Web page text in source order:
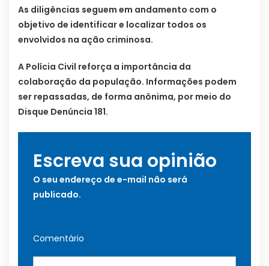
As diligências seguem em andamento com o
objetivo de identificar e localizar todos os
envolvidos na ação criminosa.
A Polícia Civil reforça a importância da
colaboração da população. Informações podem
ser repassadas, de forma anônima, por meio do
Disque Denúncia 181.
Escreva sua opinião
O seu endereço de e-mail não será
publicado.
Comentário